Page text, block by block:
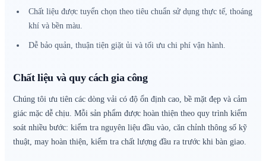
Chất liệu được tuyển chọn theo tiêu chuẩn sử dụng thực tế, thoáng
khí và bền màu.
Dễ bảo quản, thuận tiện giặt ủi và tối ưu chi phí vận hành.
Chất liệu và quy cách gia công
Chúng tôi ưu tiên các dòng vải có độ ổn định cao, bề mặt đẹp và cảm
giác mặc dễ chịu. Mỗi sản phẩm được hoàn thiện theo quy trình kiểm
soát nhiều bước: kiểm tra nguyên liệu đầu vào, căn chỉnh thông số kỹ
thuật, may hoàn thiện, kiểm tra chất lượng đầu ra trước khi bàn giao.